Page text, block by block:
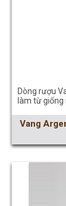
Dòng rượu
làm từ giống
Vang